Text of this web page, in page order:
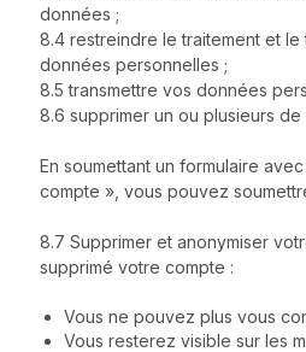
données ;
8.4 restreindre le traitement et
données personnelles ;
8.5 transmettre vos données
8.6 supprimer un ou plusieurs de
En soumettant un formulaire
compte », vous pouvez
8.7 Supprimer et anonymiser
supprimé votre compte :
Vous ne pouvez plus vous
Vous resterez visible sur les